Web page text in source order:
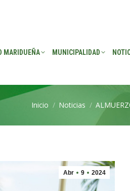
MARIDUEÑA MUNICIPALIDAD
Estás aquí:
Inicio Noticias
Abr 9 2024